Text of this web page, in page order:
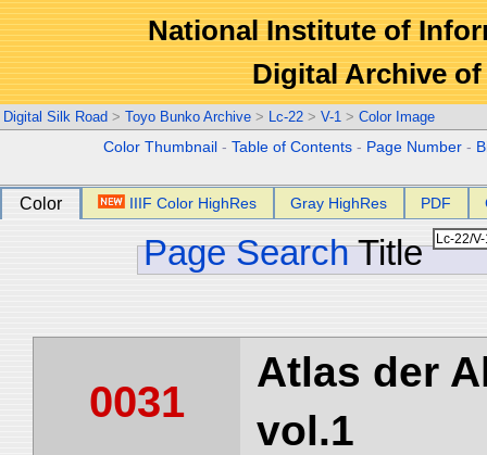
National Institute of
Digital Archive
Digital Silk Road > Toyo Bunko Archive > Lc-22 > V-1 > Color Image
Color Thumbnail -Table of Contents - Page Number -
Color IIIF Color HighRes Gray HighRes PDF
Page Search Title
0031
Atlas der
vol.1